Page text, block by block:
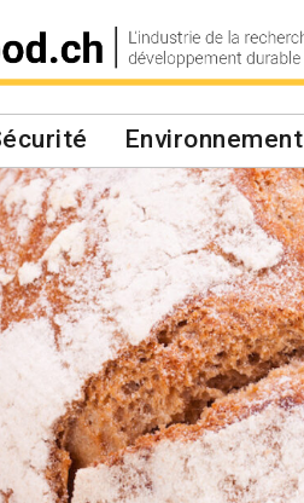
Environnement